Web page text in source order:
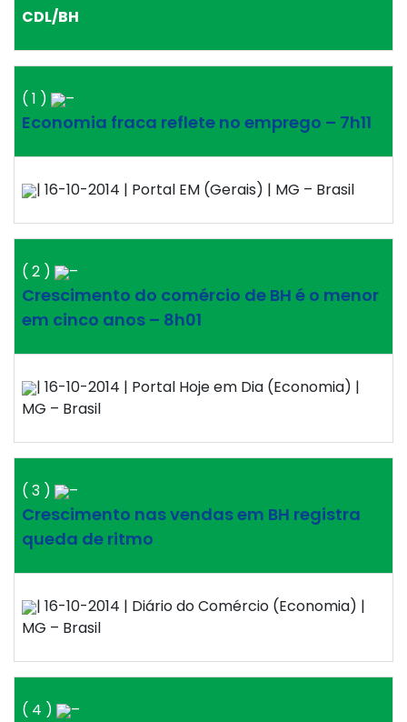
CDL/BH
( 1 ) –
Economia fraca reflete no emprego – 7h11
| 16-10-2014 | Portal EM (Gerais) | MG – Brasil
( 2 ) –
Crescimento do comércio de BH é o menor
em cinco anos – 8h01
| 16-10-2014 | Portal Hoje em Dia (Economia) |
MG – Brasil
( 3 ) –
Crescimento nas vendas em BH registra
queda de ritmo
| 16-10-2014 | Diário do Comércio (Economia) |
MG – Brasil
( 4 ) –